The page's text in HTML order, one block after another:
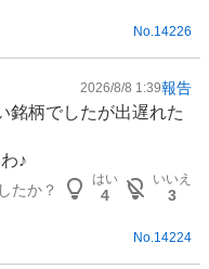
No.14226
2026/8/8 1:39報告
銘柄でしたが出遅れた
♪
たか？
はい
4
いいえ
3
No. 14224